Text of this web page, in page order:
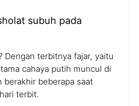
subuh pada
Dengan terbitnya fajar, yaitu
cahaya putih muncul di
berakhir beberapa saat
terbit.